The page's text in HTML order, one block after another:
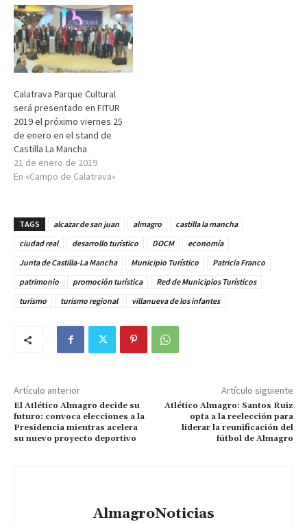
Calatrava Parque Cultural
será presentado en FITUR
2019 el próximo viernes 25
de enero en el stand de
Castilla La Mancha
21 de enero de 2019
En «Campo de Calatrava»
TAGS alcazar de san juan almagro
castilla la mancha
ciudad real
desarrollo turístico DOCM
economía
Junta de Castilla-La Mancha
Municipio Turístico
Patricia Franco
patrimonio
promoción turística
Red de Municipios Turísticos
turismo
turismo regional villanueva de los infantes
Artículo anterior
El Atlético Almagro decide su
futuro: convoca elecciones a la
Presidencia mientras acelera
su nuevo proyecto deportivo
Artículo siguiente
Atlético Almagro: Santos Ruiz
opta a la reelección para
liderar la reunificación del
fútbol de Almagro
AlmagroNoticias